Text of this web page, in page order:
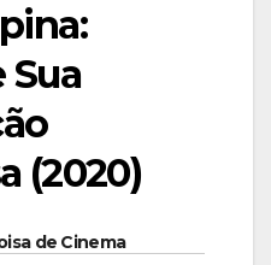
(2020)
de Cinema